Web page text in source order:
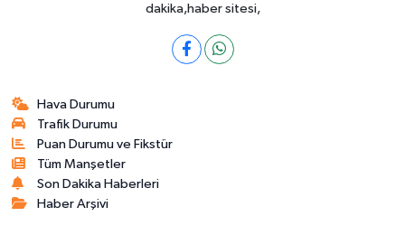
dakika,haber sitesi,
Hava Durumu
Trafik Durumu
Puan Durumu ve Fikstür
Tüm Manşetler
Son Dakika Haberleri
Haber Arşivi